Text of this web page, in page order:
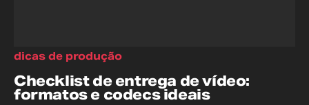
Checklist de entrega de vídeo:
formatos e codecs ideais
dicas de produção